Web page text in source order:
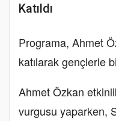
Katıldı
Programa, Ahmet
katılarak gençlerle
Ahmet Özkan
vurgusu yaparken,